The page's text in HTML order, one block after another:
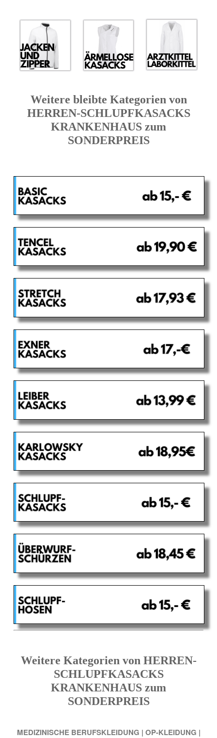
Weitere bleibte Kategorien von
HERREN-SCHLUPFKASACKS
KRANKENHAUS zum
SONDERPREIS
Weitere Kategorien von HERREN-
SCHLUPFKASACKS
KRANKENHAUS zum
SONDERPREIS
MEDIZINISCHE BERUFSKLEIDUNG | OP-KLEIDUNG |